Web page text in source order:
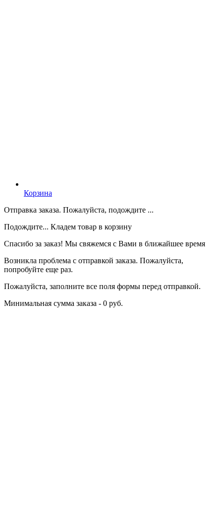
Корзина
Отправка заказа. Пожалуйста, подождите ...
Подождите... Кладем товар в корзину
Спасибо за заказ! Мы свяжемся с Вами в ближайшее время
Возникла проблема с отправкой заказа. Пожалуйста,
попробуйте еще раз.
Пожалуйста, заполните все поля формы перед отправкой.
Минимальная сумма заказа - 0 руб.